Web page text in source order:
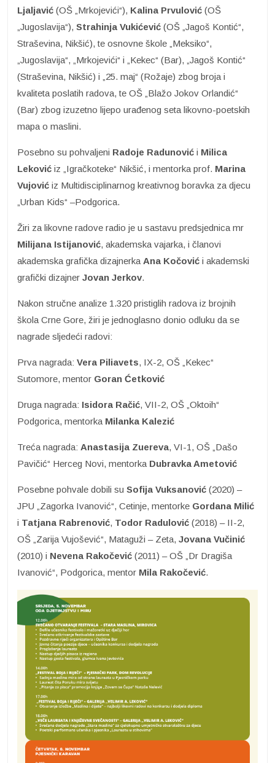
Ljaljavić (OŠ „Mrkojevići“), Kalina Prvulović (OŠ
„Jugoslavija“), Strahinja Vukićević (OŠ „Jagoš Kontić“,
Straševina, Nikšić), te osnovne škole „Meksiko“,
„Jugoslavija“, „Mrkojevići“ i „Kekec“ (Bar), „Jagoš Kontić“
(Straševina, Nikšić) i „25. maj“ (Rožaje) zbog broja i
kvaliteta poslatih radova, te OŠ „Blažo Jokov Orlandić“
(Bar) zbog izuzetno lijepo urađenog seta likovno-poetskih
mapa o maslini.
Posebno su pohvaljeni Radoje Radunović i Milica
Leković iz „Igračkoteke“ Nikšić, i mentorka prof. Marina
Vujović iz Multidisciplinarnog kreativnog boravka za djecu
„Urban Kids“ –Podgorica.
Žiri za likovne radove radio je u sastavu predsjednica mr
Milijana Istijanović, akademska vajarka, i članovi
akademska grafička dizajnerkaAna Kočović i akademski
grafički dizajner Jovan Jerkov.
Nakon stručne analize 1.320 pristiglih radova iz brojnih
škola Crne Gore, žiri je jednoglasno donio odluku da se
nagrade sljedeći radovi:
Prva nagrada: Vera Piliavets, IX-2, OŠ „Kekec“
Sutomore, mentor Goran Ćetković
Druga nagrada: Isidora Račić, VII-2, OŠ „Oktoih“
Podgorica, mentorka Milanka Kalezić
Treća nagrada: Anastasija Zuereva, VI-1, OŠ „Dašo
Pavičić“ Herceg Novi, mentorka Dubravka Ametović
Posebne pohvale dobili su Sofija Vuksanović (2020) –
JPU „Zagorka Ivanović“, Cetinje, mentorke Gordana Milić
i Tatjana Rabrenović, Todor Radulović (2018) – II-2,
OŠ „Zarija Vujošević“, Mataguži – Zeta, Jovana Vučinić
(2010) i Nevena Rakočević (2011) – OŠ „Dr Dragiša
Ivanović“, Podgorica, mentor Mila Rakočević.